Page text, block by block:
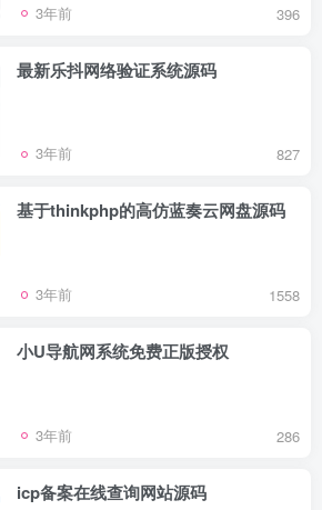
3年前 396
最新乐抖网络验证系统源码
3年前 827
基于thinkphp的高仿蓝奏云网盘源码
3年前 1558
小U导航网系统免费正版授权
3年前 286
icp备案在线查询网站源码